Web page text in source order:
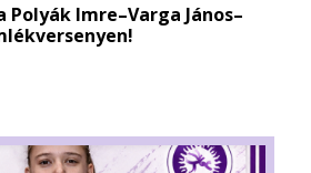
Polyák Imre–Varga János–